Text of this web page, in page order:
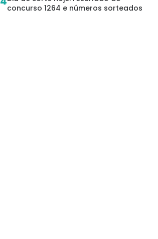
concurso 1264 e números sorteados